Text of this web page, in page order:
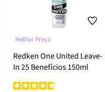
Melhor Preço
Redken One United Leave-
In 25 Benefícios 150ml